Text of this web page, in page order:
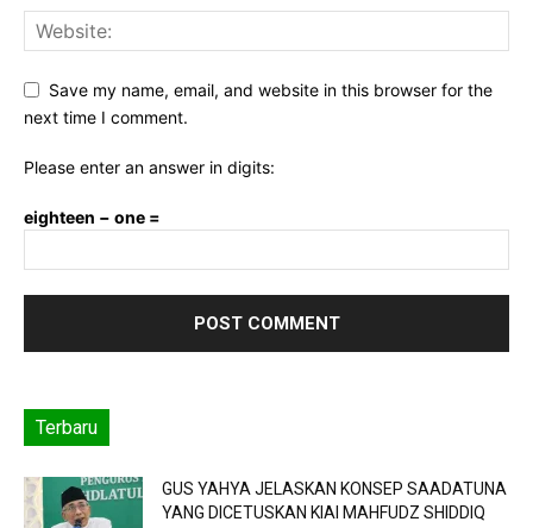
Save my name, email, and website in this browser for the
next time I comment.
Please enter an answer in digits:
eighteen − one =
Terbaru
GUS YAHYA JELASKAN KONSEP SAADATUNA
YANG DICETUSKAN KIAI MAHFUDZ SHIDDIQ